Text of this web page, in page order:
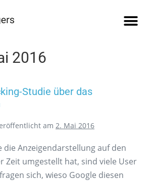
2016
Studie über das
am 2. Mai 2016
die Anzeigendarstellung auf den
Zeit umgestellt hat, sind viele User
sich, wieso Google diesen